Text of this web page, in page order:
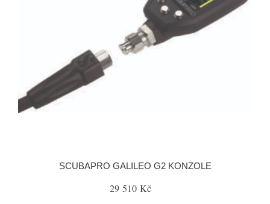
SCUBAPRO GALILEO G2 KONZOLE
29 510 Kč